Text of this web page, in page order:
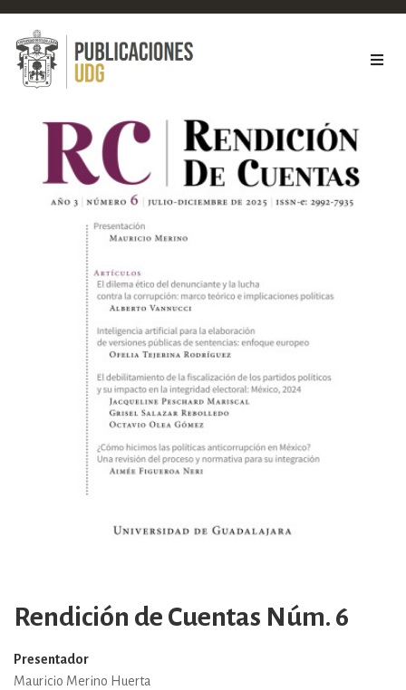
Rendición de Cuentas Núm. 6
Presentador
Mauricio Merino Huerta